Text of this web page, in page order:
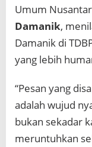
Umum
Damanik,
Damanik di
yang lebih
“Pesan yang
adalah wujud
bukan sekadar
meruntuhkan